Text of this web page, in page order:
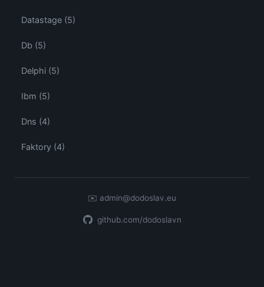
Datastage (5)
Db (5)
Delphi (5)
Ibm (5)
Dns (4)
Faktory (4)
✉️ admin@dodoslav.eu
github.com/dodoslavn